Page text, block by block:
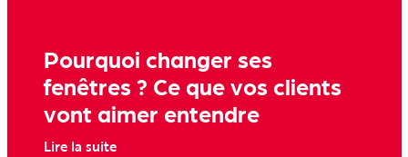
Pourquoi changer ses
fenêtres ? Ce que vos clients
vont aimer entendre
Lire la suite